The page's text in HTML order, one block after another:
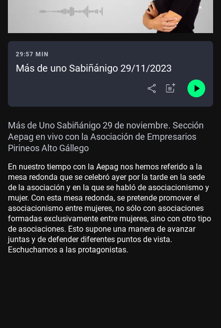
29:57 MIN
Más de uno Sabiñánigo 29/11/2023
Más de Uno Sabiñánigo 29 de noviembre. Sección
Aepag en vivo con la Asociación de Empresarios
Pirineos Alto Gállego
En nuestro tiempo con la Aepag nos hemos referido a la
mesa redonda que se celebró ayer por la tarde en la sede
de la asociación y en la que se habló de asociacionismo y
mujer. Con esta mesa redonda, se pretende promover el
asociacionismo entre mujeres, no sólo con asociaciones
formadas exclusivamente entre mujeres, sino con otro tipo
de asociaciones. Esto supone una manera de avanzar
juntas y de defender diferentes puntos de vista.
Eschuchamos a las protagonistas.